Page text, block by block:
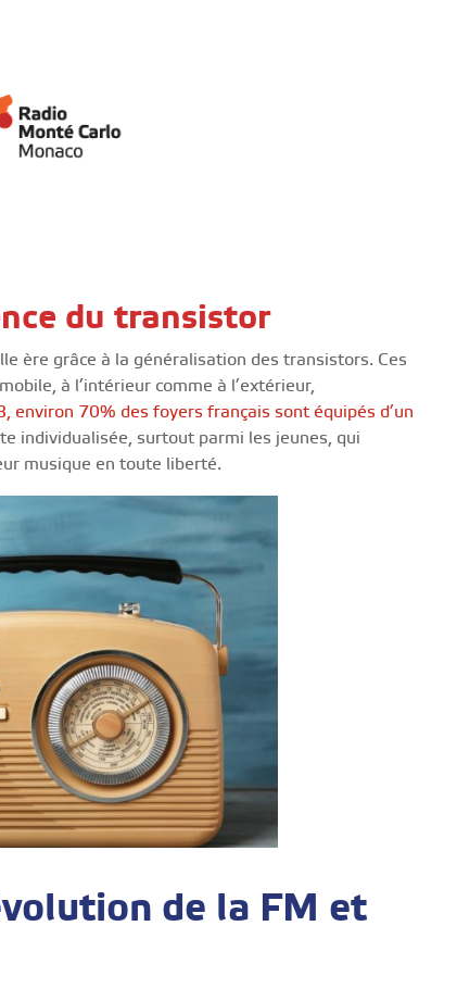
du transistor
ère grâce à la généralisation des transistors. Ces
à l’intérieur comme à l’extérieur,
environ 70% des foyers français sont équipés d’un
individualisée, surtout parmi les jeunes, qui
musique en toute liberté.
de la FM et